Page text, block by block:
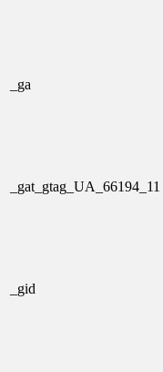
_ga
_gat_gtag_UA_66194_11
_gid